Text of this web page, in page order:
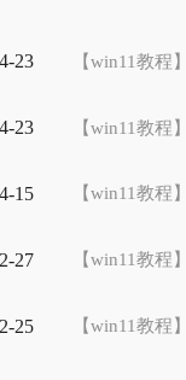
23 【win11教程】
23 【win11教程】
15 【win11教程】
27 【win11教程】
25 【win11教程】